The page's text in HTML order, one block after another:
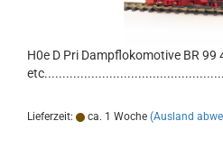
H0e D Pri Dampflokomotive BR 99
Lieferzeit: ca. 1 Woche (Ausland